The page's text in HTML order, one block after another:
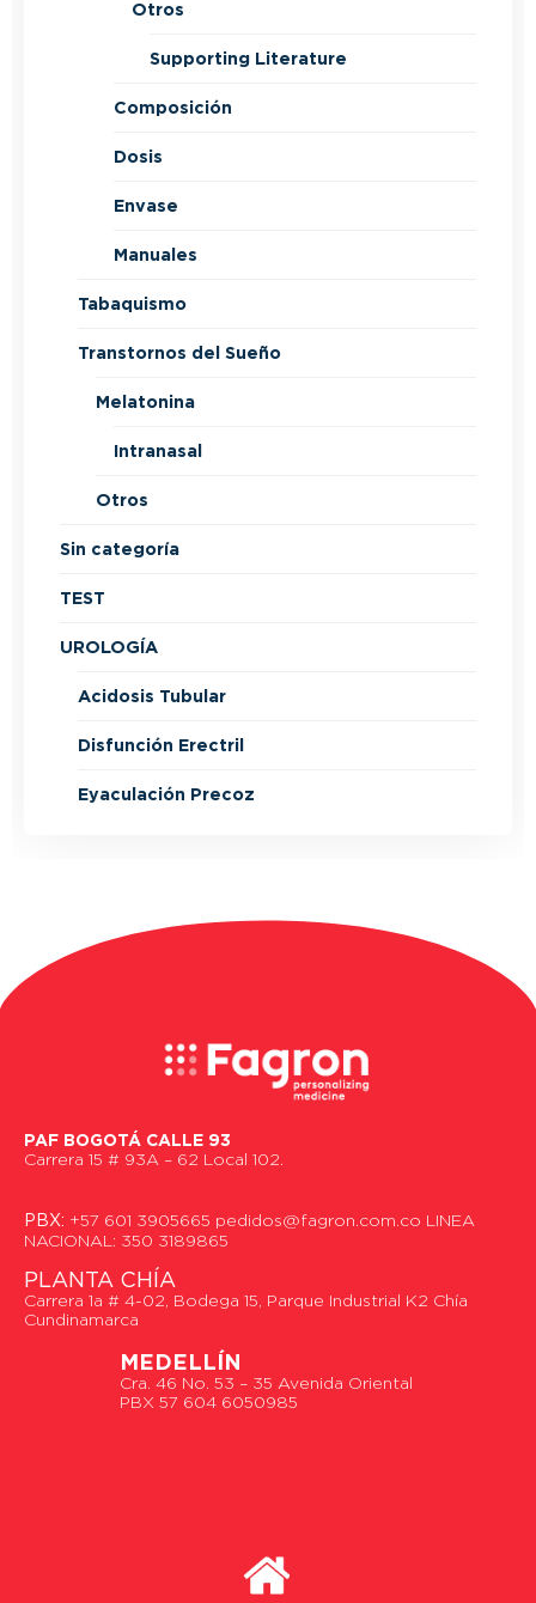
Otros
Supporting Literature
Composición
Dosis
Envase
Manuales
Tabaquismo
Transtornos del Sueño
Melatonina
Intranasal
Otros
Sin categoría
TEST
UROLOGÍA
Acidosis Tubular
Disfunción Erectril
Eyaculación Precoz
PAF BOGOTÁ CALLE 93
Carrera 15 # 93A – 62 Local 102.
PBX: +57 601 3905665 pedidos@fagron.com.co LINEA
NACIONAL: 350 3189865
PLANTA CHÍA
Carrera 1a # 4-02, Bodega 15, Parque Industrial K2 Chía
Cundinamarca
MEDELLÍN
Cra. 46 No. 53 – 35 Avenida Oriental
PBX 57 604 6050985